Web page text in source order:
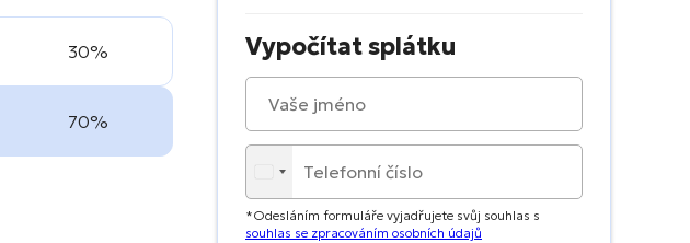
30%
70%
Vypočítat splátku
*Odesláním formuláře vyjadřujete svůj souhlas s
souhlas se zpracováním osobních údajů